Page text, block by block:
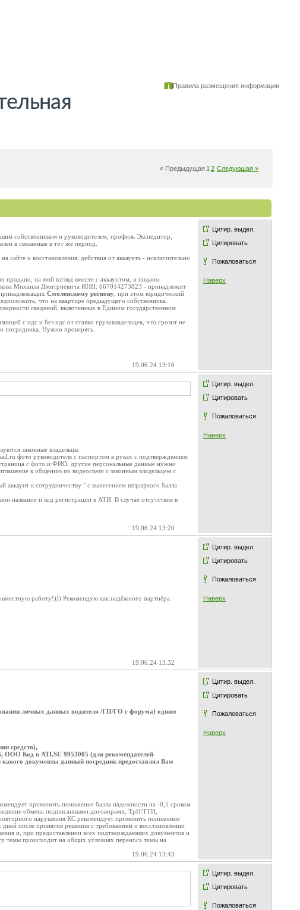
Правила размещения информации
« Предыдущая 1 2 Следующая »
Цитир. выдел.
Цитировать
Пожаловаться
Наверх
собственником и руководителем, профиль Экспедитор,
в связанные в тот же период.
сайте и восстановления, действия от аккаунта - исключительно
продано, на мой взгляд вместе с аккаунтом, и подано
Михаила Дмитриевича ИНН: 667014273823 - принадлежит
Смоленскому региону , при этом юридический
что на квартире предыдущего собственника.
сведений, включенных в Едином государственном
с ндс и без ндс от ставки грузовладельцев, что грозит не
посредника. Нужно проверять.
19.06.24 13:16
Цитир. выдел.
Цитировать
Пожаловаться
Наверх
законные владельцы
фото руководителя с паспортом в руках с подтверждением
с фото и ФИО, другие персональные данные нужно
к общению по видеосвязи с законным владельцем с
аккаунт к сотрудничеству " с вынесением штрафного балла
название и код регистрации в АТИ. В случае отсутствия в
19.06.24 13:20
Цитир. выдел.
Цитировать
Пожаловаться
Наверх
работу!))) Рекомендую как надёжного партнёра.
19.06.24 13:32
Цитир. выдел.
Цитировать
Пожаловаться
Наверх
личных данных водителя /ГП/ГО с форума) одним
средств),
ООО Код в ATI.SU 9953005 (для рекомендателей-
какого документы данный посредник предоставлял Вам
применить понижение балла надежности на -0,5 сроком
обмена подписанными договорами, ТрН/ТТН,
нарушения КС рекомендует применить понижение
после принятия решения с требованием о восстановлении
и, при предоставлении всех подтверждающих документов и
темы происходит на общих условиях переноса темы на
19.06.24 13:43
Цитир. выдел.
Цитировать
Пожаловаться